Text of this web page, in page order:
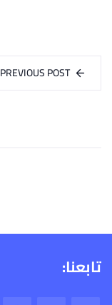
PREVIOUS POST
تابعنا: